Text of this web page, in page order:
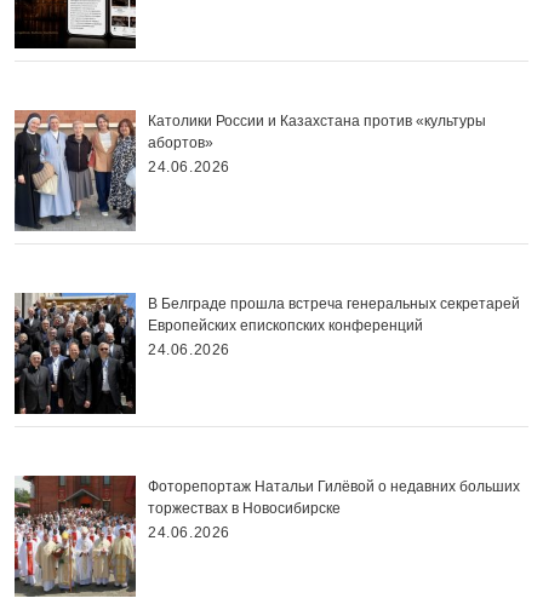
Католики России и Казахстана против «культуры
абортов»
24.06.2026
В Белграде прошла встреча генеральных секретарей
Европейских епископских конференций
24.06.2026
Фоторепортаж Натальи Гилёвой о недавних больших
торжествах в Новосибирске
24.06.2026